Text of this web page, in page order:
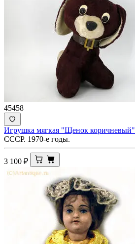
45458
Игрушка мягкая "Щенок коричневый"
СССР. 1970-е годы.
3 100 ₽